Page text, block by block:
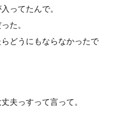
ってたんで。
た。
どうにもならなかったで
夫っすって言って。